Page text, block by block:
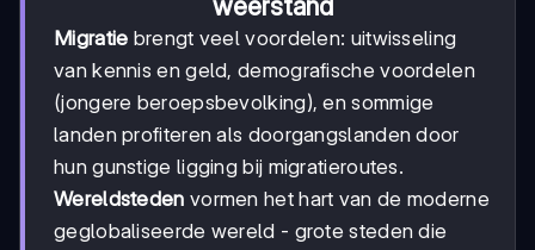
Migratie brengt veel voordelen: uitwisseling
van kennis en geld, demografische voordelen
(jongere beroepsbevolking), en sommige
landen profiteren als doorgangslanden door
hun gunstige ligging bij migratieroutes.
Wereldsteden vormen het hart van de moderne
geglobaliseerde wereld - grote steden die